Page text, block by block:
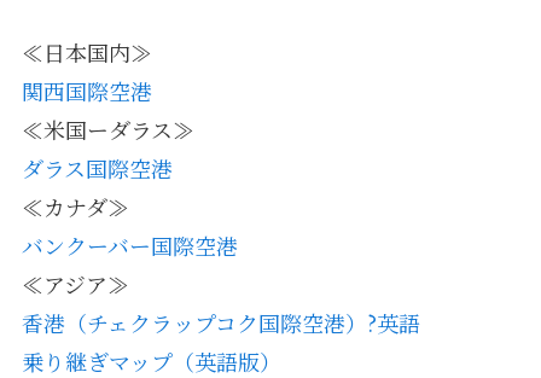
≪日本国内≫
関西国際空港
≪米国ーダラス≫
ダラス国際空港
≪カナダ≫
バンクーバー国際空港
≪アジア≫
香港（チェクラップコク国際空港）?英語
乗り継ぎマップ（英語版）